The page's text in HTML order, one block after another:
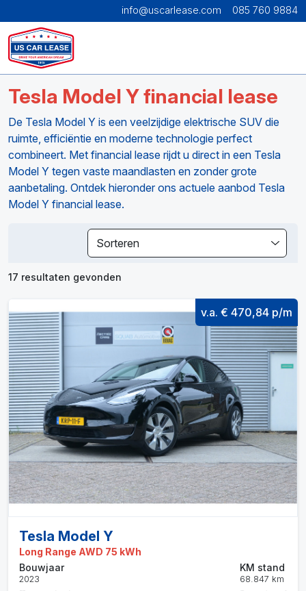
info@uscarlease.com 085 760 9884
Tesla Model Y financial lease
De Tesla Model Y is een veelzijdige elektrische SUV die
ruimte, efficiëntie en moderne technologie perfect
combineert. Met financial lease rijdt u direct in een Tesla
Model Y tegen vaste maandlasten en zonder grote
aanbetaling. Ontdek hieronder ons actuele aanbod Tesla
Model Y financial lease.
Sorteren
17 resultaten gevonden
v.a. € 470,84 p/m
Tesla Model Y
Long Range AWD 75 kWh
Bouwjaar
2023
KM stand
68.847 km